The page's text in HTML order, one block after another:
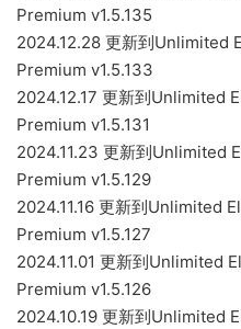
Premium v1.5.135
2024.12.28 更新到Unlimited
Premium v1.5.133
2024.12.17 更新到Unlimited
Premium v1.5.131
2024.11.23 更新到Unlimited
Premium v1.5.129
2024.11.16 更新到Unlimited
Premium v1.5.127
2024.11.01 更新到Unlimited
Premium v1.5.126
2024.10.19 更新到Unlimited